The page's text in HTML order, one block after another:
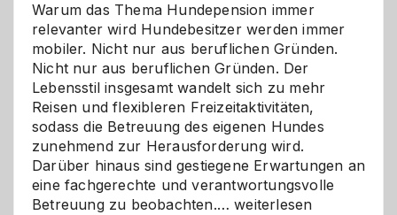
Warum das Thema Hundepension immer
relevanter wird Hundebesitzer werden immer
mobiler. Nicht nur aus beruflichen Gründen.
Nicht nur aus beruflichen Gründen. Der
Lebensstil insgesamt wandelt sich zu mehr
Reisen und flexibleren Freizeitaktivitäten,
sodass die Betreuung des eigenen Hundes
zunehmend zur Herausforderung wird.
Darüber hinaus sind gestiegene Erwartungen an
eine fachgerechte und verantwortungsvolle
Betreuung zu beobachten.…Betreuung
weiterlesen